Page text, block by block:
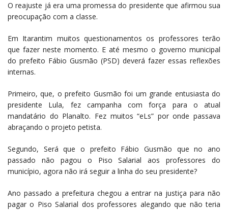
O reajuste já era uma promessa do presidente que afirmou sua
preocupação com a classe.
Em Itarantim muitos questionamentos os professores terão
que fazer neste momento. E até mesmo o governo municipal
do prefeito Fábio Gusmão (PSD) deverá fazer essas reflexões
internas.
Primeiro, que, o prefeito Gusmão foi um grande entusiasta do
presidente Lula, fez campanha com força para o atual
mandatário do Planalto. Fez muitos “eLs” por onde passava
abraçando o projeto petista.
Segundo, Será que o prefeito Fábio Gusmão que no ano
passado não pagou o Piso Salarial aos professores do
município, agora não irá seguir a linha do seu presidente?
Ano passado a prefeitura chegou a entrar na justiça para não
pagar o Piso Salarial dos professores alegando que não teria